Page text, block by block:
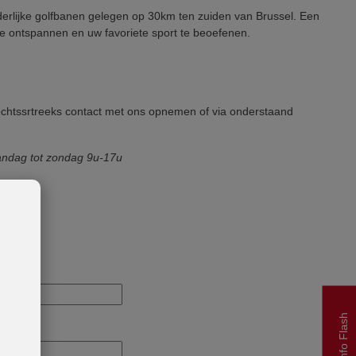
Info Flash
golfbanen gelegen op 30km ten zuiden van Brussel. Een
ontspannen en uw favoriete sport te beoefenen.
contact met ons opnemen of via onderstaand
tot zondag 9u-17u